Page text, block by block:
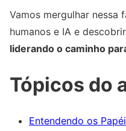
Vamos mergulhar nessa
humanos e IA e descobrir
liderando o caminho
Tópicos do
Entendendo os